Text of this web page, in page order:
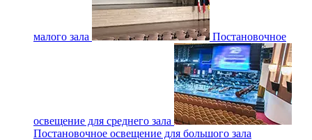
малого зала Постановочное
освещение для среднего зала
Постановочное освещение для большого зала